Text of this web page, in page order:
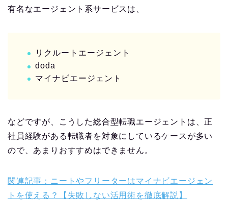
有名なエージェント系サービスは、
リクルートエージェント
doda
マイナビエージェント
などですが、こうした総合型転職エージェントは、正
社員経験がある転職者を対象にしているケースが多い
ので、あまりおすすめはできません。
関連記事：ニートやフリーターはマイナビエージェン
トを使える？【失敗しない活用術を徹底解説】